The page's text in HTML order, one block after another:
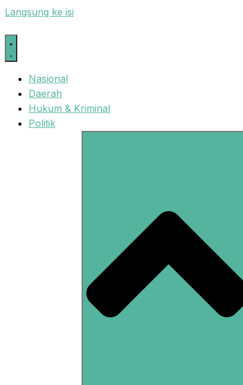
Langsung ke isi
Nasional
Daerah
Hukum & Kriminal
Politik